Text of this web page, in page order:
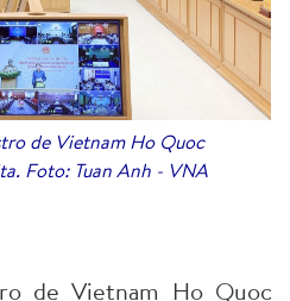
de Vietnam Ho Quoc
Foto: Tuan Anh - VNA
de Vietnam Ho Quoc